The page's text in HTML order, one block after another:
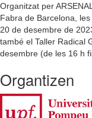
Organitzat per
Fabra de Barcelona,
20 de desembre de
també el Taller Radical
desembre (de les 16 h
Organtizen